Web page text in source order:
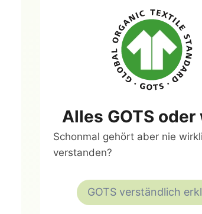
Alles GOTS oder
Schonmal gehört aber nie
verstanden?
GOTS verständlich